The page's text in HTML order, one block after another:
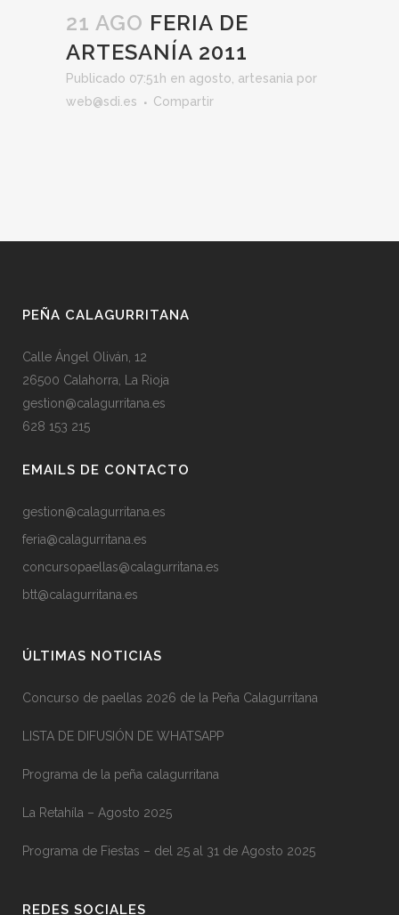
21 AGO FERIA DE
ARTESANÍA 2011
Publicado 07:51h en agosto, artesania por
web@sdi.es
Compartir
PEÑA CALAGURRITANA
Calle Ángel Oliván, 12
26500 Calahorra, La Rioja
gestion@calagurritana.es
628 153 215
EMAILS DE CONTACTO
gestion@calagurritana.es
feria@calagurritana.es
concursopaellas@calagurritana.es
btt@calagurritana.es
ÚLTIMAS NOTICIAS
Concurso de paellas 2026 de la Peña Calagurritana
LISTA DE DIFUSIÓN DE WHATSAPP
Programa de la peña calagurritana
La Retahíla – Agosto 2025
Programa de Fiestas – del 25 al 31 de Agosto 2025
REDES SOCIALES